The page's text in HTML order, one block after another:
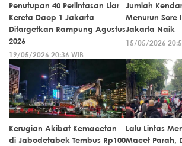
Penutupan 40 Perlintasan Liar
Kereta Daop 1 Jakarta
Ditargetkan Rampung Agustus
2026
19/05/2026 20:36 WIB
Jumlah
Menurun Sore
Jakarta Naik
15/05/2026
Kerugian Akibat Kemacetan
di Jabodetabek Tembus Rp100
Lalu Lintas
Macet Parah,